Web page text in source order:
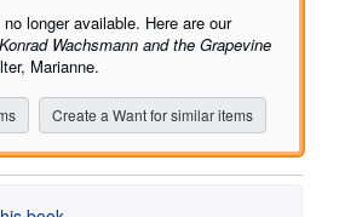
stars
longer available. Here are our
Konrad Wachsmann and the Grapevine
Marianne.
Create a Want for similar items